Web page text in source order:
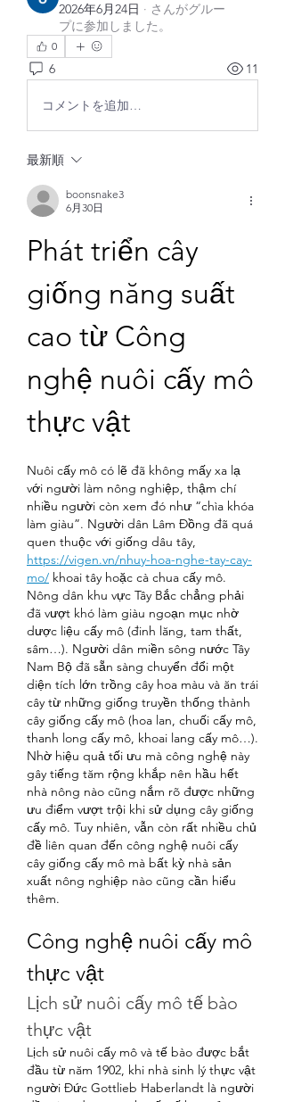
2026年6月24日 · さんがグルー
プに参加しました。
0
6 11
コメントを追加…
最新順
boonsnake3
6月30日
Phát triển cây
giống năng suất
cao từ Công
nghệ nuôi cấy mô
thực vật
Nuôi cấy mô có lẽ đã không mấy xa lạ
với người làm nông nghiệp, thậm chí
nhiều người còn xem đó như “chìa khóa
làm giàu”. Người dân Lâm Đồng đã quá
https://vigen.vn/nhuy-hoa-nghe-tay-cay-
mo/ khoai tây hoặc cà chua cấy mô.
Nông dân khu vực Tây Bắc chẳng phải
đã vượt khó làm giàu ngoạn mục nhờ
dược liệu cấy mô (đinh lăng, tam thất,
sâm…). Người dân miền sông nước Tây
Nam Bộ đã sẵn sàng chuyển đổi một
diện tích lớn trồng cây hoa màu và ăn trái
cây từ những giống truyền thống thành
cây giống cấy mô (hoa lan, chuối cấy mô,
thanh long cấy mô, khoai lang cấy mô…).
Nhờ hiệu quả tối ưu mà công nghệ này
gây tiếng tăm rộng khắp nên hầu hết
nhà nông nào cũng nắm rõ được những
ưu điểm vượt trội khi sử dụng cây giống
cấy mô. Tuy nhiên, vẫn còn rất nhiều chủ
đề liên quan đến công nghệ nuôi cấy
cây giống cấy mô mà bất kỳ nhà sản
xuất nông nghiệp nào cũng cần hiểu
thêm.
Công nghệ nuôi cấy mô
thực vật
Lịch sử nuôi cấy mô tế bào
thực vật
Lịch sử nuôi cấy mô và tế bào được bắt
đầu từ năm 1902, khi nhà sinh lý thực vật
người Đức Gottlieb Haberlandt là người